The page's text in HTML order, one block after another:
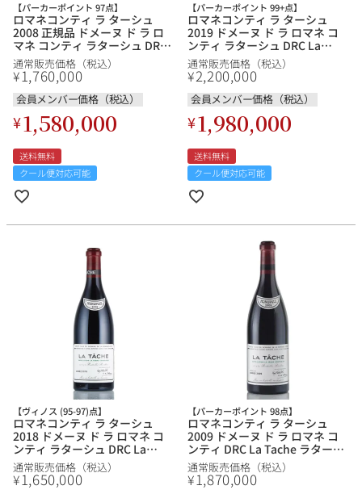
【パーカーポイント 97点】
ロマネコンティ ラ ターシュ
2008 正規品 ドメーヌ ド ラ ロ
マネ コンティ ラターシュ DRC
La Tache フランス ブルゴーニ
ュ 赤ワイン
通常販売価格（税込）
¥1,760,000
会員メンバー価格（税込）
¥1,580,000
送料無料
クール便対応可能
【パーカーポイント 99+点】
ロマネコンティ ラ ターシュ
2019 ドメーヌ ド ラ ロマネ コ
ンティ ラターシュ DRC La
Tache フランス ブルゴーニュ
赤ワイン
通常販売価格（税込）
¥2,200,000
会員メンバー価格（税込）
¥1,980,000
送料無料
クール便対応可能
【ヴィノス (95-97)点】
ロマネコンティ ラ ターシュ
2018 ドメーヌ ド ラ ロマネ コ
ンティ ラターシュ DRC La
Tache フランス ブルゴーニュ
赤ワイン
通常販売価格（税込）
¥1,650,000
【パーカーポイント 98点】
ロマネコンティ ラ ターシュ
2009 ドメーヌ ド ラ ロマネ コ
ンティ DRC La Tache ラターシ
ュ フランス ブルゴーニュ 赤ワ
イン
通常販売価格（税込）
¥1,870,000